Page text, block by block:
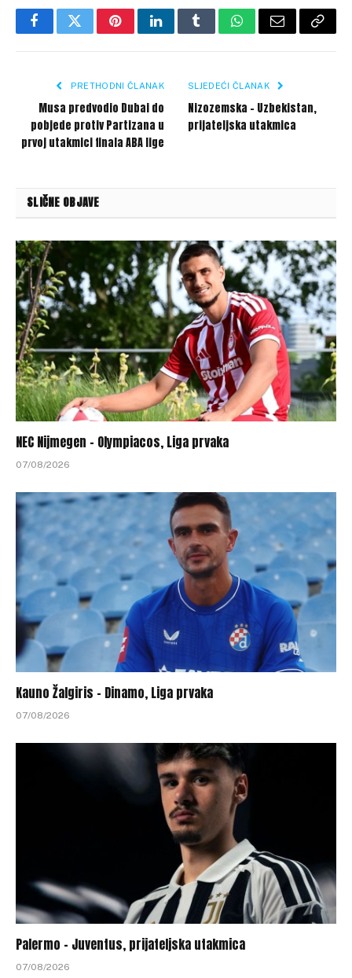
FacebookTwitterPinterestLinkedInTumblrWhatsApp
Email Copy
PRETHODNI ČLANAK
Musa predvodio Dubai do
pobjede protiv Partizana u
prvoj utakmici finala ABA lige
SLJEDEĆI ČLANAK
Nizozemska – Uzbekistan,
prijateljska utakmica
SLIČNE OBJAVE
NEC Nijmegen – Olympiacos, Liga prvaka
07/08/2026
Kauno Žalgiris – Dinamo, Liga prvaka
07/08/2026
Palermo – Juventus, prijateljska utakmica
07/08/2026